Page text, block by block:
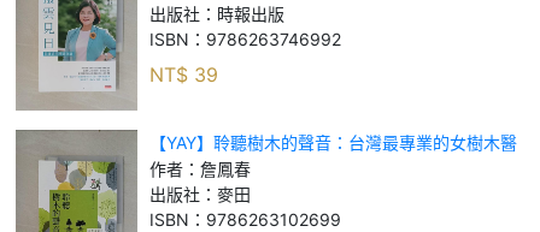
出版社： 時報出版
ISBN： 9786263746992
NT$ 39
【YAY】聆聽樹木的聲音：台灣最專業的女樹木醫
師，從風土歷史、景觀安排…_詹鳳春
作者： 詹鳳春
出版社： 麥田
ISBN： 9786263102699